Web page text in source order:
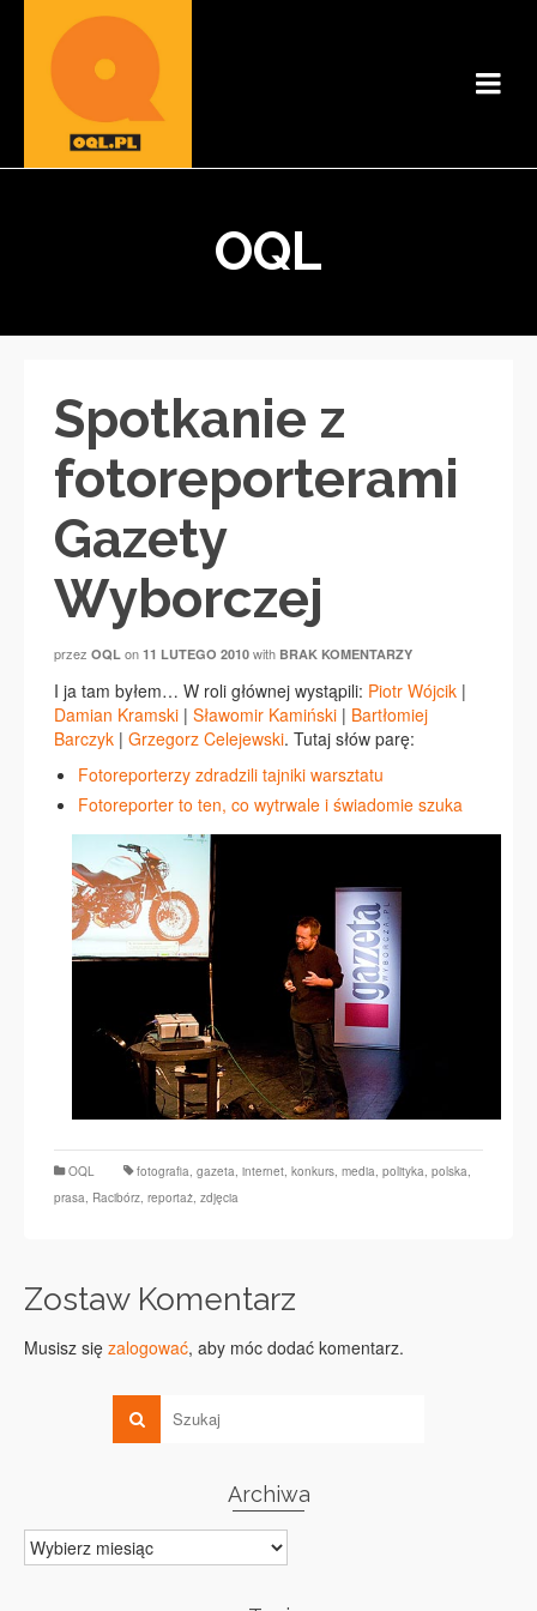
OQL
Spotkanie z
fotoreporterami
Gazety
Wyborczej
przez OQL on 11 LUTEGO 2010 with BRAK KOMENTARZY
I ja tam byłem… W roli głównej wystąpili: Piotr Wójcik |
Damian Kramski | Sławomir Kamiński | Bartłomiej
Barczyk | Grzegorz Celejewski. Tutaj słów parę:
Fotoreporterzy zdradzili tajniki warsztatu
Fotoreporter to ten, co wytrwale i świadomie szuka
OQL fotografia, gazeta, internet, konkurs, media, polityka, polska,
prasa, Racibórz, reportaż, zdjęcia
Zostaw Komentarz
Musisz się zalogować, aby móc dodać komentarz.
Archiwa
Archiwa